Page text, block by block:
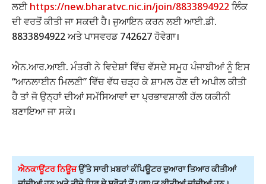
ਲਈ https://new.bharatvc.nic.in/join/8833894922ਲਿੰਕ
ਦੀ ਵਰਤੋਂ ਕੀਤੀ ਜਾ ਸਕਦੀ ਹੈ। ਜੁਆਇਨ ਕਰਨ ਲਈ ਆਈ.ਡੀ.
8833894922 ਅਤੇ ਪਾਸਵਰਡ 742627 ਹੋਵੇਗਾ।
ਐਨ.ਆਰ.ਆਈ. ਮੰਤਰੀ ਨੇ ਵਿਦੇਸ਼ਾਂ ਵਿੱਚ ਵੱਸਦੇ ਸਮੂਹ ਪੰਜਾਬੀਆਂ ਨੂੰ ਇਸ
“ਆਨਲਾਈਨ ਮਿਲਣੀ” ਵਿੱਚ ਵੱਧ ਚੜ੍ਹ ਕੇ ਸ਼ਾਮਲ ਹੋਣ ਦੀ ਅਪੀਲ ਕੀਤੀ
ਹੈ ਤਾਂ ਜੋ ਉਨ੍ਹਾਂ ਦੀਆਂ ਸਮੱਸਿਆਵਾਂ ਦਾ ਪ੍ਰਭਾਵਸ਼ਾਲੀ ਹੱਲ ਯਕੀਨੀ
ਬਣਾਇਆ ਜਾ ਸਕੇ।
ਐਨਕਾਊਂਟਰ ਨਿਊਜ਼ਉੱਤੇ ਸਾਰੀ ਖ਼ਬਰਾਂ ਕੰਪਿਊਟਰ ਦੁਆਰਾ ਤਿਆਰ ਕੀਤੀਆਂ